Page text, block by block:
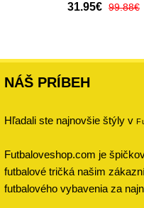
31.95€ 99.88€
NÁŠ PRÍBEH
Hľadali ste najnovšie štýly v
Futbaloveshop.com je
futbalové tričká našim
futbalového vybavenia za